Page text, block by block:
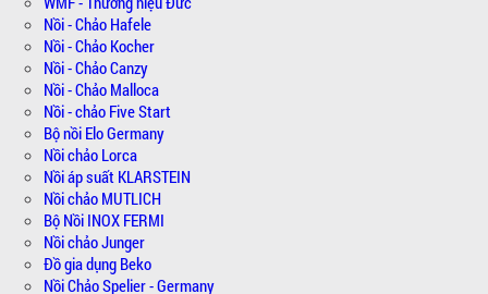
Nồi - Chảo Hafele
Nồi - Chảo Kocher
Nồi - Chảo Canzy
Nồi - Chảo Malloca
Nồi - chảo Five Start
Bộ nồi Elo Germany
Nồi chảo Lorca
Nồi áp suất KLARSTEIN
Nồi chảo MUTLICH
Bộ Nồi INOX FERMI
Nồi chảo Junger
Đồ gia dụng Beko
Nồi Chảo Spelier - Germany